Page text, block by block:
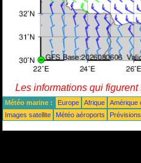
Les informations qui
Météo marine : Europe Afrique Amérique
Images satellite
Météo aéroports